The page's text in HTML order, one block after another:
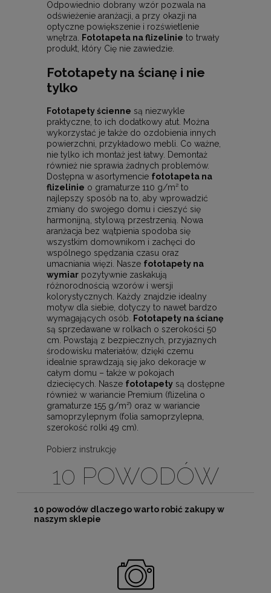
Odpowiednio dobrany wzór pozwala na
odświeżenie aranżacji, a przy okazji na
optyczne powiększenie i rozświetlenie
wnętrza.
Fototapeta na flizelinie to trwały
produkt, który Cię nie zawiedzie.
Fototapety na ścianę i nie
tylko
Fototapety ścienne są niezwykle
praktyczne, to ich dodatkowy atut. Można
wykorzystać je także do ozdobienia innych
powierzchni, przykładowo mebli. Co ważne,
nie tylko ich montaż jest łatwy. Demontaż
również nie sprawia żadnych problemów.
Dostępna w asortymencie fototapeta na
flizelinie o gramaturze 110 g/m² to
najlepszy sposób na to, aby wprowadzić
zmiany do swojego domu i cieszyć się
harmonijną, stylową przestrzenią. Nowa
aranżacja bez wątpienia spodoba się
wszystkim domownikom i zachęci do
wspólnego spędzania czasu oraz
umacniania więzi. Nasze fototapety na
wymiar pozytywnie zaskakują
różnorodnością wzorów i wersji
kolorystycznych. Każdy znajdzie idealny
motyw dla siebie, dotyczy to nawet bardzo
wymagających osób.
Fototapety na ścianę
są sprzedawane w rolkach o szerokości 50
cm. Powstają z bezpiecznych, przyjaznych
środowisku materiałów, dzięki czemu
idealnie sprawdzają się jako dekoracje w
całym domu – także w pokojach
dziecięcych. Nasze fototapety są dostępne
również w wariancie Premium (flizelina o
gramaturze 155 g/m²) oraz w wariancie
samoprzylepnym (folia samoprzylepna,
szerokość rolki 49 cm).
Pobierz instrukcję
10 POWODÓW
10 powodów dlaczego warto robić zakupy w
naszym sklepie